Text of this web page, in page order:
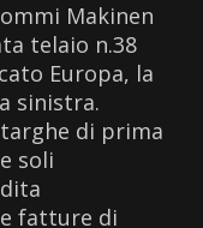
Makinen
telaio n.38
Europa, la
sinistra.
di prima
soli
fatture di